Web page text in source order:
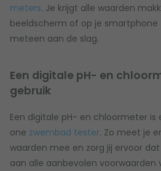
meters. Je krijgt alle waarden
beeldscherm of op je smartphone
meteen aan de slag.
Een digitale pH- en
gebruik
Een digitale pH- en chloormeter is
one zwembad tester. Zo meet je
waarden mee en zorg jij ervoor
aan alle aanbevolen voorwaarden